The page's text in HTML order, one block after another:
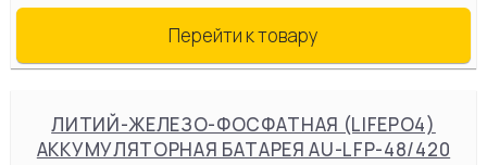
Перейти к товару
ЛИТИЙ-ЖЕЛЕЗО-ФОСФАТНАЯ (LIFEPO4)
АККУМУЛЯТОРНАЯ БАТАРЕЯ AU-LFP-48/420